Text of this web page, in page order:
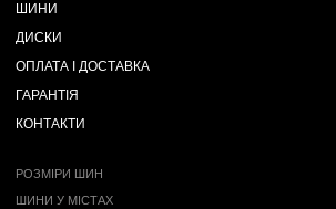
ШИНИ
ДИСКИ
ОПЛАТА І ДОСТАВКА
ГАРАНТІЯ
КОНТАКТИ
РОЗМІРИ ШИН
ШИНИ У МІСТАХ